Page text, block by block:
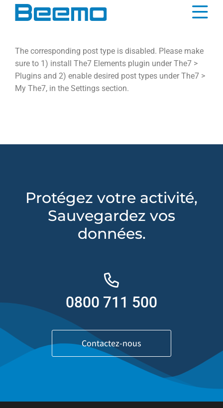
principal
The corresponding post type is disabled. Please make
sure to 1) install The7 Elements plugin under The7 >
Plugins and 2) enable desired post types under The7 >
My The7, in the Settings section.
Protégez votre activité,
Sauvegardez vos
données.
0800 711 500
Contactez-nous